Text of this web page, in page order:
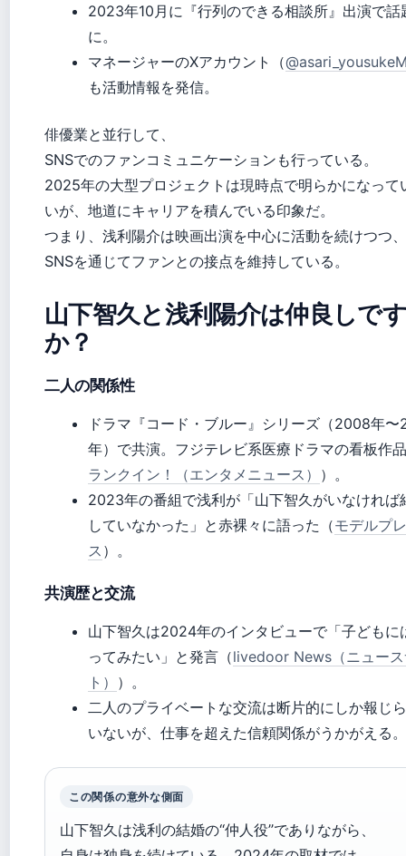
2023年10月に『行列のできる相談所』出演で話
に。
マネージャーのXアカウント（
も活動情報を発信。
俳優業と並行して、
SNSでのファンコミュニケーションも行っている。
2025年の大型プロジェクトは現時点で明らかになって
いが、地道にキャリアを積んでいる印象だ。
つまり、浅利陽介は映画出演を中心に活動を続けつつ、
SNSを通じてファンとの接点を維持している。
山下智久と浅利陽介は仲良しです
か？
二人の関係性
ドラマ『コード・ブルー』シリーズ（2008年〜
年）で共演。フジテレビ系医療ドラマの看板作
ランクイン！（エンタメニュース） ）。
2023年の番組で浅利が「山下智久がいなければ
していなかった」と赤裸々に語った（モデルプレ
ス ）。
共演歴と交流
山下智久は2024年のインタビューで「子どもに
ってみたい」と発言（livedoor News（ニュー
ト） ）。
二人のプライベートな交流は断片的にしか報じ
いないが、仕事を超えた信頼関係がうかがえる。
この関係の意外な側面
山下智久は浅利の結婚の“仲人役”でありながら、